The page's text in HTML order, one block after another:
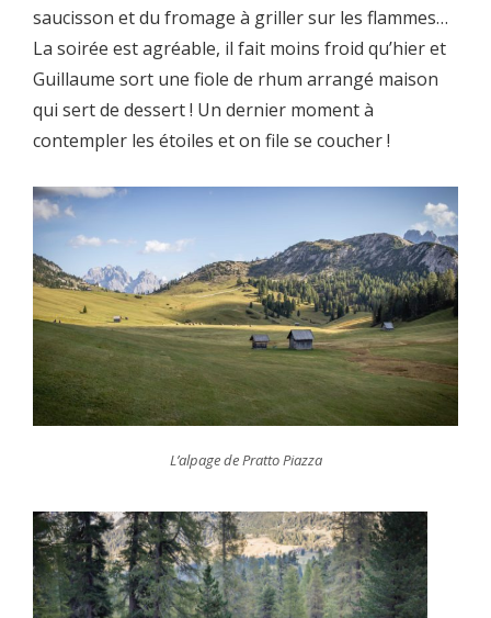
saucisson et du fromage à griller sur les flammes…
La soirée est agréable, il fait moins froid qu’hier et
Guillaume sort une fiole de rhum arrangé maison
qui sert de dessert ! Un dernier moment à
contempler les étoiles et on file se coucher !
L’alpage de Pratto Piazza